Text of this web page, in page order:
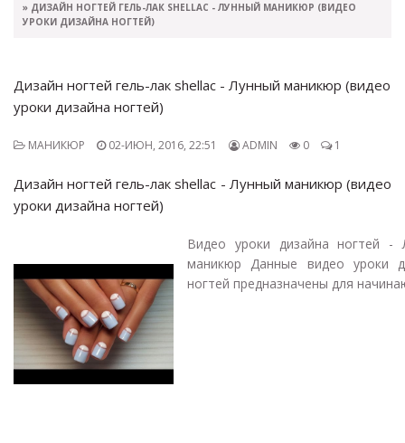
» ДИЗАЙН НОГТЕЙ ГЕЛЬ-ЛАК SHELLAC - ЛУННЫЙ МАНИКЮР (ВИДЕО
УРОКИ ДИЗАЙНА НОГТЕЙ)
Дизайн ногтей гель-лак shellac - Лунный маникюр (видео
уроки дизайна ногтей)
МАНИКЮР 02-ИЮН, 2016, 22:51 ADMIN 0 1
Дизайн ногтей гель-лак shellac - Лунный маникюр (видео
уроки дизайна ногтей)
Видео уроки дизайна ногтей -
маникюр Данные видео уроки
ногтей предназначены для